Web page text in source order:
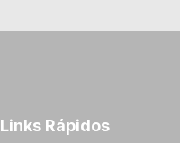
Links Rápidos